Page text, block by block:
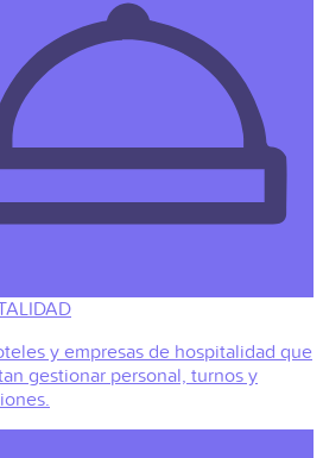
y empresas de hospitalidad que
gestionar personal, turnos y